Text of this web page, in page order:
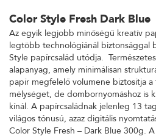
Color Style Fresh Dark Blue
Az egyik legjobb minőségű kreatív
legtöbb technológiánál biztonsággal
Style papírcsalád utódja.
alapanyag, amely minimálisan
papír megfelelő volumene biztosítja
mélységet, de dombornyomáshoz is
kínál. A papírcsaládnak jelenleg 13
világos tónusú, azaz digitális
Color Style Fresh – Dark Blue 300g.